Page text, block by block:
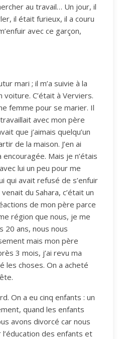
au travail… Un jour, il
il était furieux, il a couru
avec ce garçon,
mari ; il m’a suivie à la
voiture. C’était à Verviers.
femme pour se marier. Il
avec mon père
que j’aimais quelqu’un
de la maison. J’en ai
Mais je n’étais
lui un peu pour me
qui avait refusé de s’enfuir
du Sahara, c’était un
de mon père parce
région que nous, je me
20 ans, nous nous
mais mon père
3 mois, j’ai revu ma
les choses. On a acheté
On a eu cinq enfants : un
quand les enfants
avons divorcé car nous
l’éducation des enfants et